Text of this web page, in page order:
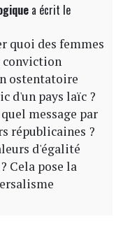
a écrit le
quoi des femmes
ostentatoire
d'un pays laïc ?
message par
républicaines ?
d'égalité
Cela pose la